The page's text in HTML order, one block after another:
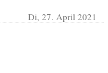
Di, 27. April 2021